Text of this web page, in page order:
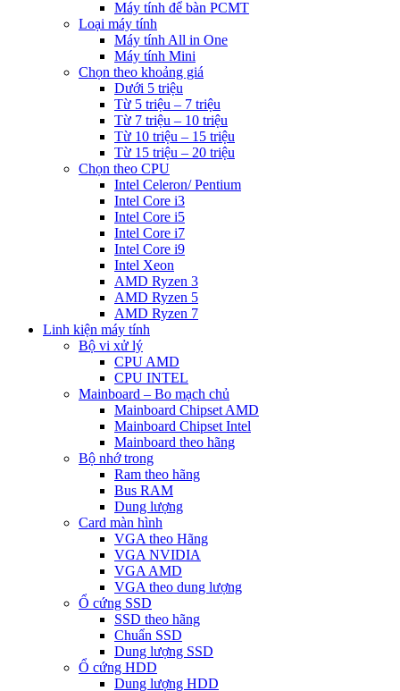
Máy tính để bàn PCMT
Loại máy tính
Máy tính All in One
Máy tính Mini
Chọn theo khoảng giá
Dưới 5 triệu
Từ 5 triệu – 7 triệu
Từ 7 triệu – 10 triệu
Từ 10 triệu – 15 triệu
Từ 15 triệu – 20 triệu
Chọn theo CPU
Intel Celeron/ Pentium
Intel Core i3
Intel Core i5
Intel Core i7
Intel Core i9
Intel Xeon
AMD Ryzen 3
AMD Ryzen 5
AMD Ryzen 7
Linh kiện máy tính
Bộ vi xử lý
CPU AMD
CPU INTEL
Mainboard – Bo mạch chủ
Mainboard Chipset AMD
Mainboard Chipset Intel
Mainboard theo hãng
Bộ nhớ trong
Ram theo hãng
Bus RAM
Dung lượng
Card màn hình
VGA theo Hãng
VGA NVIDIA
VGA AMD
VGA theo dung lượng
Ổ cứng SSD
SSD theo hãng
Chuẩn SSD
Dung lượng SSD
Ổ cứng HDD
Dung lượng HDD